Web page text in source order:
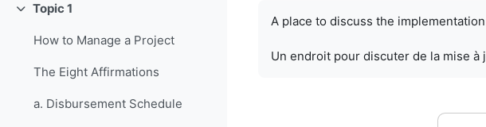
Replier
Topic 1
How to Manage a Project
The Eight Affirmations
a. Disbursement Schedule
A place to discuss the
Un endroit pour discuter de la mise